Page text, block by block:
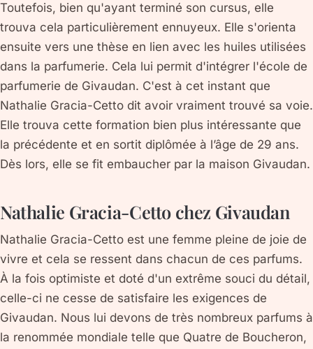
Toutefois, bien qu'ayant terminé son cursus, elle
trouva cela particulièrement ennuyeux. Elle s'orienta
ensuite vers une thèse en lien avec les huiles utilisées
dans la parfumerie. Cela lui permit d'intégrer l'école de
parfumerie de Givaudan. C'est à cet instant que
Nathalie Gracia-Cetto dit avoir vraiment trouvé sa voie.
Elle trouva cette formation bien plus intéressante que
la précédente et en sortit diplômée à l’âge de 29 ans.
Dès lors, elle se fit embaucher par la maison Givaudan.
Nathalie Gracia-Cetto chez Givaudan
Nathalie Gracia-Cetto est une femme pleine de joie de
vivre et cela se ressent dans chacun de ces parfums.
À la fois optimiste et doté d'un extrême souci du détail,
celle-ci ne cesse de satisfaire les exigences de
Givaudan. Nous lui devons de très nombreux parfums à
la renommée mondiale telle que Quatre de Boucheron,